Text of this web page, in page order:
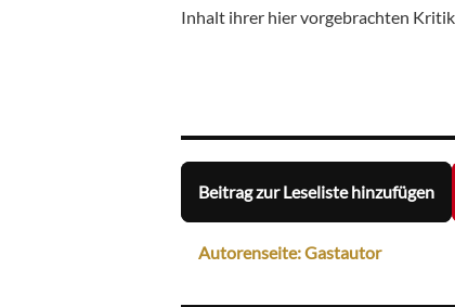
Inhalt ihrer hier vorgebrachten
Beitrag zur Leseliste hinzufügen
Autorenseite: Gastautor